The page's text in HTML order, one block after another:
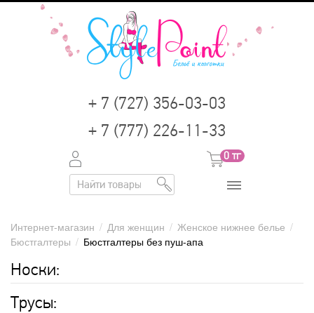
+ 7 (727) 356-03-03
+ 7 (777) 226-11-33
0 тг
Интернет-магазин / Для женщин / Женское нижнее белье /
Бюстгалтеры / Бюстгалтеры без пуш-апа
Носки:
Трусы: